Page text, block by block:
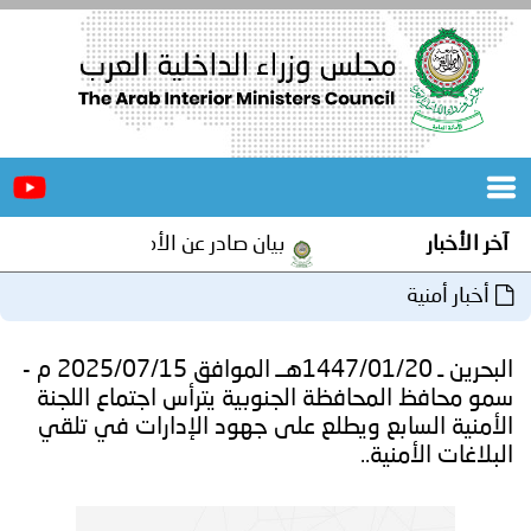
الرئيسية
المكاتب
المجلس
مؤتمرات
و
جهود
آخر الأخبار بيان صادر عن الأمانة العامة لمجلس
أخبار أمنية
البحرين ـ 1447/01/20هــ الموافق 2025/07/15 م -
سمو محافظ المحافظة الجنوبية يترأس اجتماع اللجنة
الأمنية السابع ويطلع على جهود الإدارات في تلقي
البلاغات الأمنية..